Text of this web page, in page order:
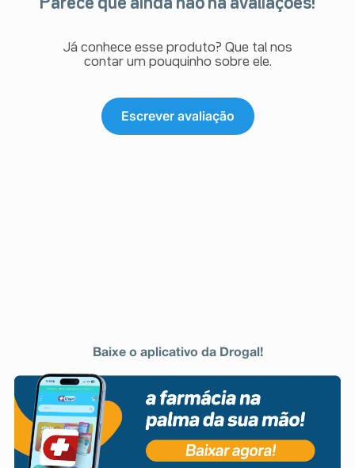
Parece que ainda não há avaliações!
Já conhece esse produto? Que tal nos
contar um pouquinho sobre ele.
Escrever avaliação
Baixe o aplicativo da Drogal!